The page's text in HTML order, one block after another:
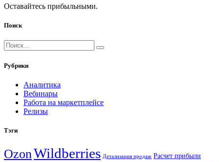
Оставайтесь прибыльными.
Поиск
Рубрики
Аналитика
Вебинары
Работа на маркетплейсе
Релизы
Тэги
OzonWildberries Детализация продаж Расчет прибыли